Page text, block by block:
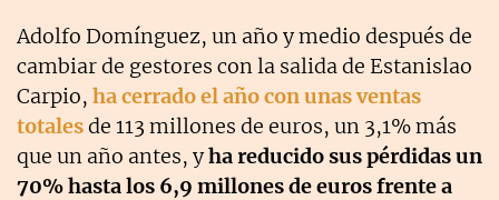
Adolfo Domínguez, un año y medio después de
cambiar de gestores con la salida de Estanislao
Carpio, ha cerrado el año con unas ventas
totalesde 113 millones de euros, un 3,1% más
que un año antes, yha reducido sus pérdidas un
70% hasta los 6,9 millones de euros frente a